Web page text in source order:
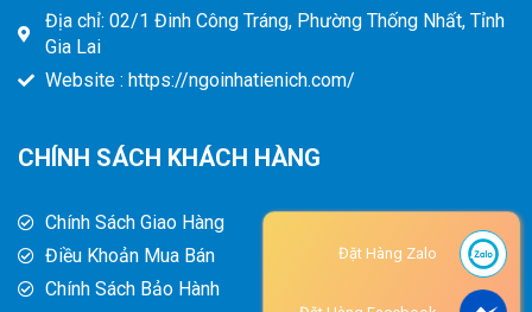
Địa chỉ: 02/1 Đinh Công Tráng, Phường Thống Nhất, Tỉnh
Gia Lai
Website : https://ngoinhatienich.com/
CHÍNH SÁCH KHÁCH HÀNG
Chính Sách Giao Hàng
Điều Khoản Mua Bán
Chính Sách Bảo Hành
Đặt Hàng Zalo